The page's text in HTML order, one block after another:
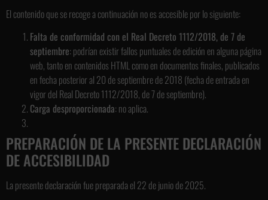
El contenido que se recoge a continuación no es accesible por lo siguiente:
Falta de conformidad con el Real Decreto 1112/2018, de 7 de
septiembre: podrían existir fallos puntuales de edición en alguna página
web, tanto en contenidos HTML como en documentos finales, publicados
en fecha posterior al 20 de septiembre de 2018 (fecha de entrada en
vigor del Real Decreto 1112/2018, de 7 de septiembre).
Carga desproporcionada: no aplica.
PREPARACIÓN DE LA PRESENTE DECLARACIÓN
DE ACCESIBILIDAD
La presente declaración fue preparada el 22 de junio de 2025.